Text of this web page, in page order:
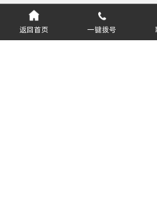
返回首页 一键拨号